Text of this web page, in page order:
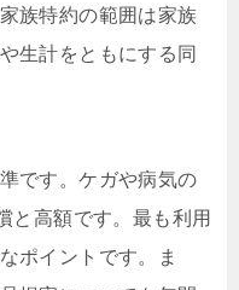
家族特約の範囲は家族
生計をともにする同
です。ケガや病気の
と高額です。最も利用
ポイントです。ま